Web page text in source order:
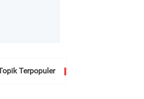
Terpopuler